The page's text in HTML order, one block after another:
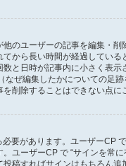
のユーザーの記事を編集・
から長い時間が経過してい
と日時が記事内に小さく表
ぜ編集したかについての足
削除することはできない点に
要があります。ユーザーCP
ユーザーCP で “サインを常
稿すればサインはもちろん追